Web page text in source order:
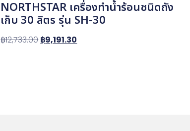
NORTHSTAR เครื่องทำน้ำร้อนชนิดถัง
เก็บ 30 ลิตร รุ่น SH-30
฿12,733.00 ฿9,191.30